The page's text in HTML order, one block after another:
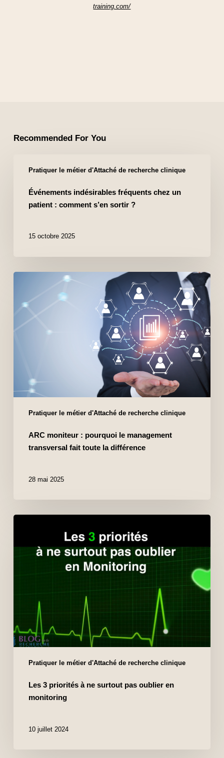
training.com/
Recommended For You
Pratiquer le métier d'Attaché de recherche clinique
Événements indésirables fréquents chez un
patient : comment s’en sortir ?
15 octobre 2025
Pratiquer le métier d'Attaché de recherche clinique
ARC moniteur : pourquoi le management
transversal fait toute la différence
28 mai 2025
Pratiquer le métier d'Attaché de recherche clinique
Les 3 priorités à ne surtout pas oublier en
monitoring
10 juillet 2024